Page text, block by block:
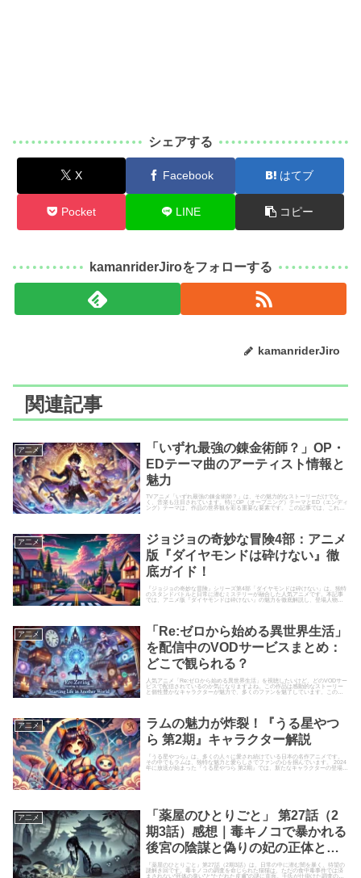
シェアする
X Facebook はてブ
Pocket LINE コピー
kamanriderJiroをフォローする
kamanriderJiro
関連記事
ア二メ
「いずれ最強の錬金術師？」OP・
EDテーマ曲のアーティスト情報と
魅力
TVアニメ「いずれ最強の錬金術師？」は、その魅力的なストーリーだけでな
く、音楽も注目されています。特にOP（オープニング）テーマとED（エンディ
ング）テーマは、作品の世界観を彩る重要な要素です。 この記事では、これら
ア二メ
ジョジョの奇妙な冒険4部：アニメ
版『ダイヤモンドは砕けない』徹
底ガイド！
『ジョジョの奇妙な冒険』シリーズ第4部「ダイヤモンドは砕けない」は、独特
のスタンドバトルと日常に潜むミステリーが融合した人気アニメです。本記事
では、アニメ版『ダイヤモンドは砕けない』の魅力を徹底解説し、登場人物や
ア二メ
「Re:ゼロから始める異世界生活」
を配信中のVODサービスまとめ：
どこで観られる？
人気アニメ「Re:ゼロから始める異世界生活」を視聴したいけど、どのVODサー
ビスで配信されているのか気になりますよね。この作品は感動的なストーリー
と個性豊かなキャラクターが魅力で、多くのファンを魅了しています。この記
ア二メ
ラムの魅力が炸裂！『うる星やつ
ら 第2期』キャラクター解説
『うる星やつら』は、多くの人々に愛され続けている日本の名作アニメです。
その中でもラムは、独特な魅力と愛らしさでファンの心を掴んでいます。 2024
年に放送が始まった『うる星やつら 第2期』では、新たなキャラクターの登場や
ア二メ
「薬屋のひとりごと」 第27話（2
期3話）感想｜毒キノコで暴かれる
後宮の陰謀と偽りの妃の正体と
は？
『薬屋のひとりごと』第27話（2期3話）は、日常の中に潜む闇を暴く、待望の
謎解き回です。毒キノコの調査を命じられた猫猫は、ただの食中毒事件では済
まされない“死体の臭い”と“ただれた皮膚”の謎に直面。壬氏が仕掛けた調査の裏